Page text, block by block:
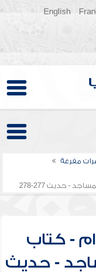
English
مفرغة
- حديث 277-278
- كتاب
- حديث